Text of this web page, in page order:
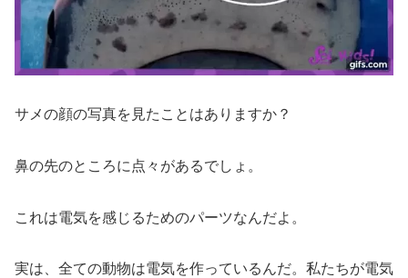
サメの顔の写真を見たことはありますか？
鼻の先のところに点々があるでしょ。
これは電気を感じるためのパーツなんだよ。
実は、全ての動物は電気を作っているんだ。私たちが電気